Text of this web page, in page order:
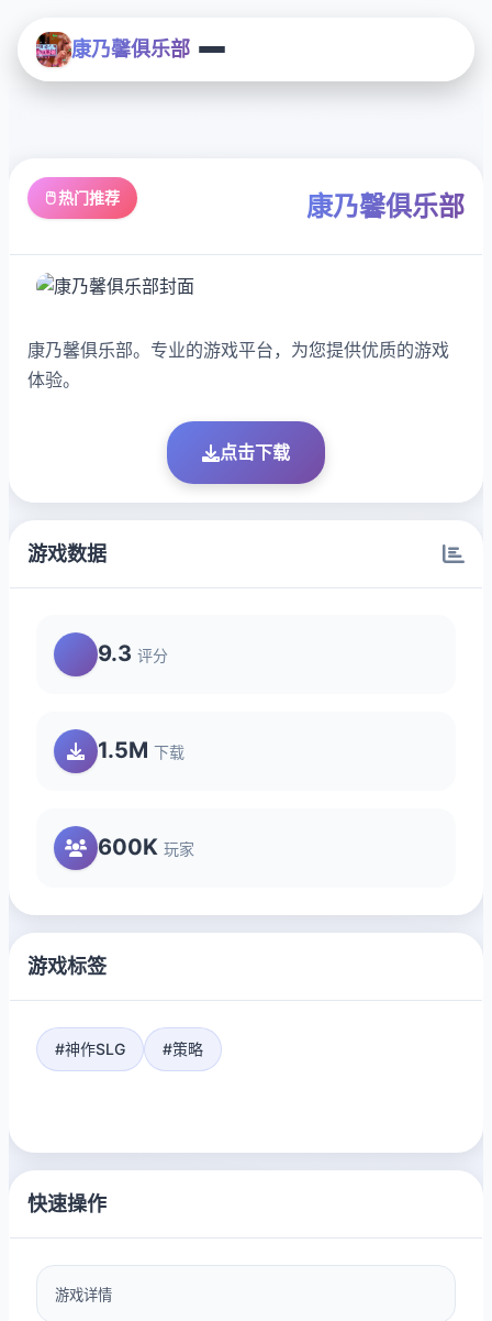
康乃馨俱乐部
🖱️ 热门推荐 康乃馨俱乐部
康乃馨俱乐部。专业的游戏平台，为您提供优质的游戏
体验。
点击下载
游戏数据
9.3 评分
1.5M 下载
600K 玩家
游戏标签
#神作SLG #策略
快速操作
游戏详情